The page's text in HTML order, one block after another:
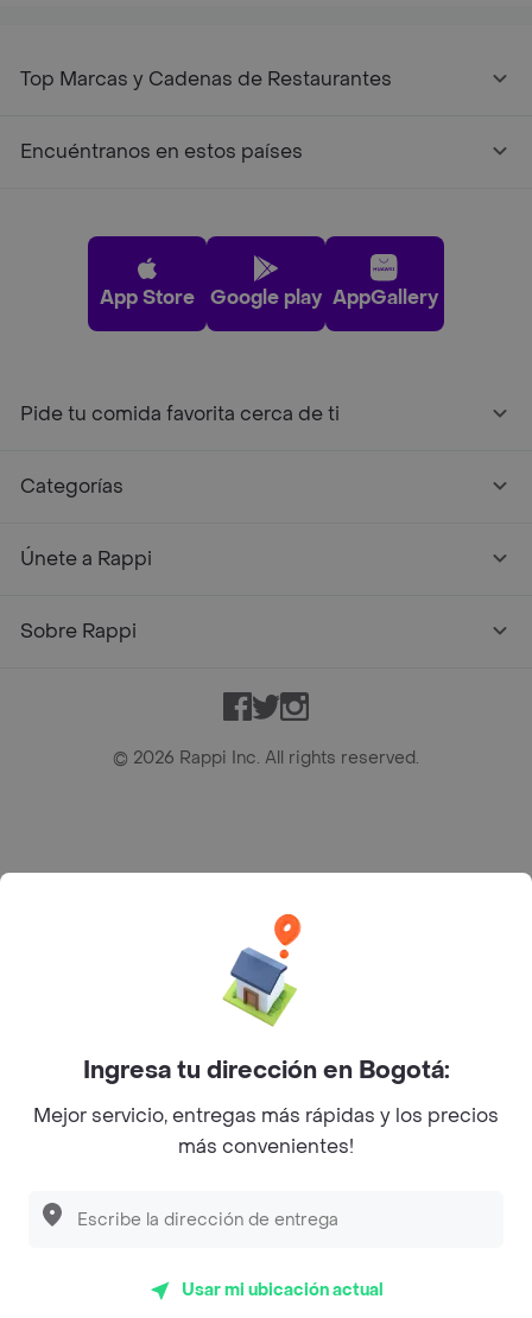
¿Cúales son los 5 Productos de Otros azucar
y endulzantes mas populares en Rappi?
Pide tu comida favorita cerca de ti
Facebook
Twitter
Instagram
©2026Rappi Inc. All rights reserved.
Ingresa tu dirección en Bogotá:
Mejor servicio, entregas más rápidas y los precios
más convenientes!
Usar mi ubicación actual